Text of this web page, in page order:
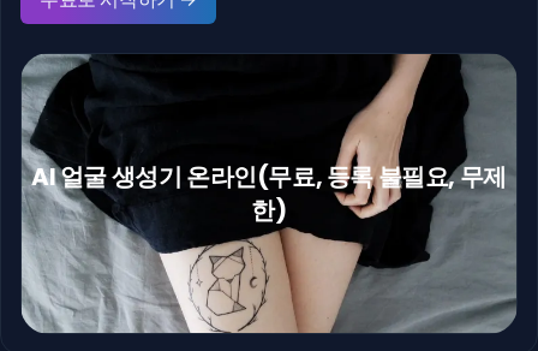
AI 얼굴 생성기 온라인(무료, 등록 불필요, 무제
한)